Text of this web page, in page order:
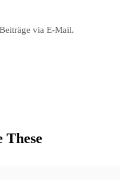
via E-Mail.
These